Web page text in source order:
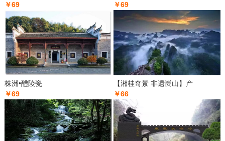
￥69
￥69
株洲•醴陵瓷
￥69
【湘桂奇景 非遗崀山】产
￥66